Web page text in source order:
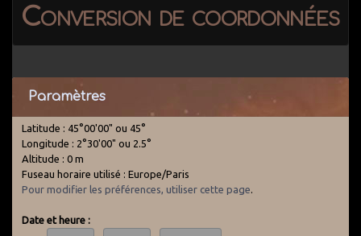
Conversion de coordonnées
Paramètres
Latitude : 45°00'00" ou 45°
Longitude : 2°30'00" ou 2.5°
Altitude : 0 m
Fuseau horaire utilisé : Europe/Paris
Pour modifier les préférences, utiliser cette page.
Date et heure :